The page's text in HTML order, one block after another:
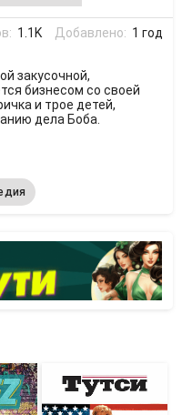
1.1K Добавлено: 1 год
закусочной,
бизнесом со своей
и трое детей,
дела Боба.